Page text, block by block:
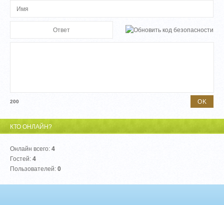
200
КТО ОНЛАЙН?
Онлайн всего:4
Гостей:4
Пользователей:0